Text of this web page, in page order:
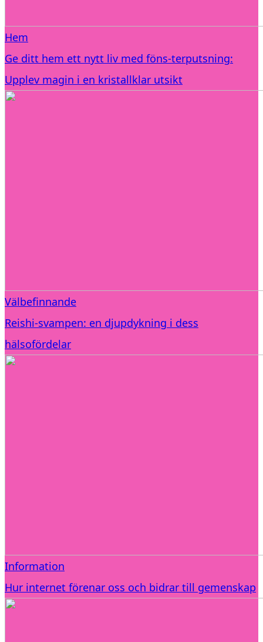
Hem
Ge ditt hem ett nytt liv med föns-terputsning:
Upplev magin i en kristallklar utsikt
Välbefinnande
Reishi-svampen: en djupdykning i dess
hälsofördelar
Information
Hur internet förenar oss och bidrar till gemenskap